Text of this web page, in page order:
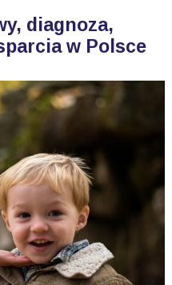
diagnoza,
w Polsce